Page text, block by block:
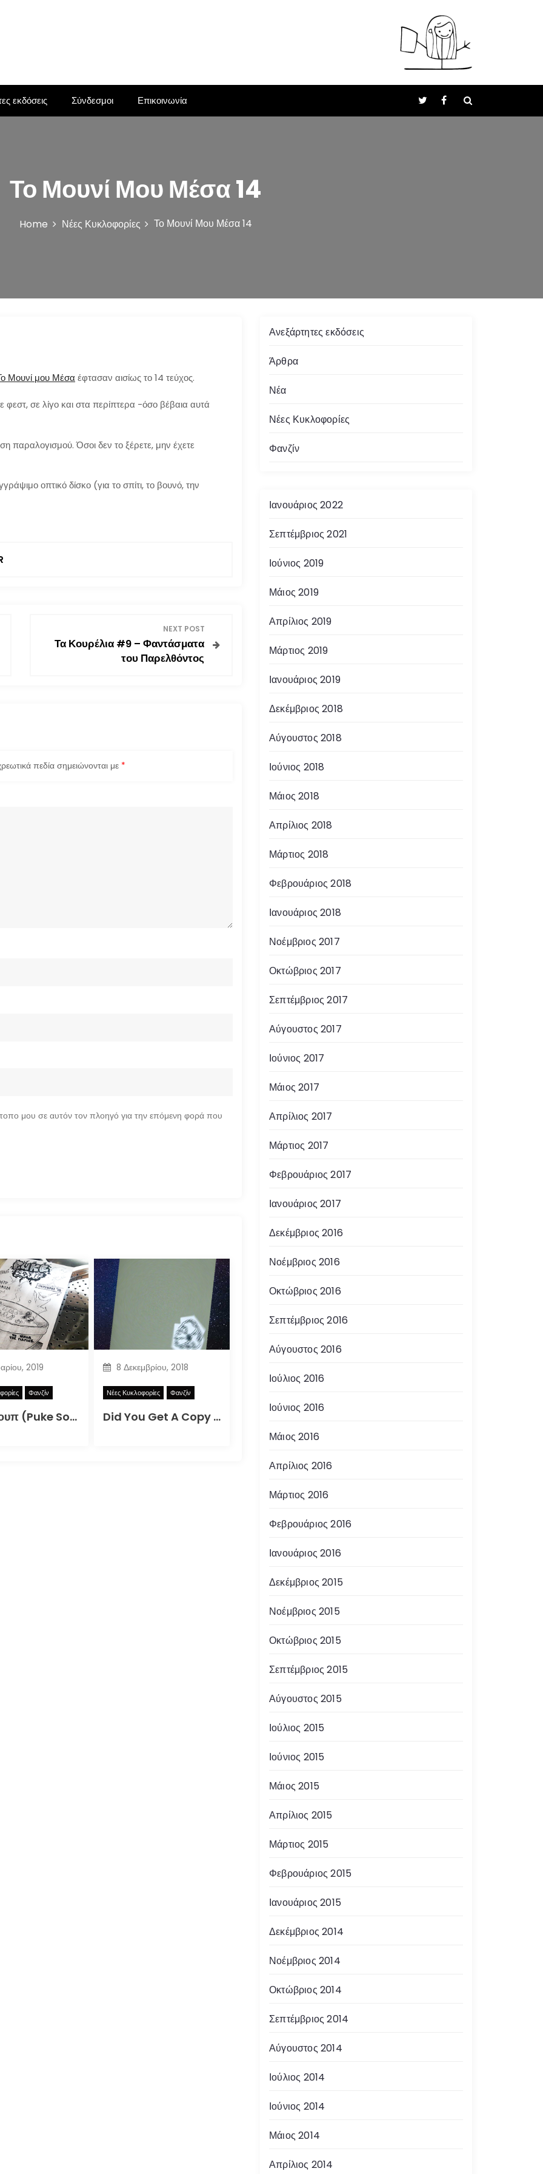
εκδόσεις Σύνδεσμοι Επικοινωνία
Το Μουνί Μου Μέσα 14
Home Νέες Κυκλοφορίες Το Μουνί Μου Μέσα 14
Μουνί μου Μέσα έφτασαν αισίως το 14 τεύχος.
σε λίγο και στα περίπτερα -όσο βέβαια αυτά
παραλογισμού. Όσοι δεν το ξέρετε, μην έχετε
οπτικό δίσκο (για το σπίτι, το βουνό, την
NEXT POST
Τα Κουρέλια #9 – Φαντάσματα
του Παρελθόντος
πεδία σημειώνονται με *
μου σε αυτόν τον πλοηγό για την επόμενη φορά που
2019
Φανζίν
Puke Σουπ (Puke Soup)
8 Δεκεμβρίου, 2018
Νέες Κυκλοφορίες Φανζίν
Did You Get A Copy Of The DIY Zine For How To Better Participate In Your Local Apocalypse?
Ανεξάρτητες εκδόσεις
Άρθρα
Νέα
Νέες Κυκλοφορίες
Φανζίν
Ιανουάριος 2022
Σεπτέμβριος 2021
Ιούνιος 2019
Μάιος 2019
Απρίλιος 2019
Μάρτιος 2019
Ιανουάριος 2019
Δεκέμβριος 2018
Αύγουστος 2018
Ιούνιος 2018
Μάιος 2018
Απρίλιος 2018
Μάρτιος 2018
Φεβρουάριος 2018
Ιανουάριος 2018
Νοέμβριος 2017
Οκτώβριος 2017
Σεπτέμβριος 2017
Αύγουστος 2017
Ιούνιος 2017
Μάιος 2017
Απρίλιος 2017
Μάρτιος 2017
Φεβρουάριος 2017
Ιανουάριος 2017
Δεκέμβριος 2016
Νοέμβριος 2016
Οκτώβριος 2016
Σεπτέμβριος 2016
Αύγουστος 2016
Ιούλιος 2016
Ιούνιος 2016
Μάιος 2016
Απρίλιος 2016
Μάρτιος 2016
Φεβρουάριος 2016
Ιανουάριος 2016
Δεκέμβριος 2015
Νοέμβριος 2015
Οκτώβριος 2015
Σεπτέμβριος 2015
Αύγουστος 2015
Ιούλιος 2015
Ιούνιος 2015
Μάιος 2015
Απρίλιος 2015
Μάρτιος 2015
Φεβρουάριος 2015
Ιανουάριος 2015
Δεκέμβριος 2014
Νοέμβριος 2014
Οκτώβριος 2014
Σεπτέμβριος 2014
Αύγουστος 2014
Ιούλιος 2014
Ιούνιος 2014
Μάιος 2014
Απρίλιος 2014